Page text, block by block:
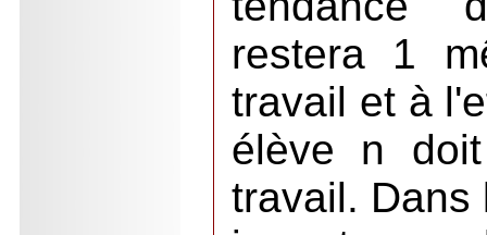
restera 1
travail et à
élève n
travail. Dans